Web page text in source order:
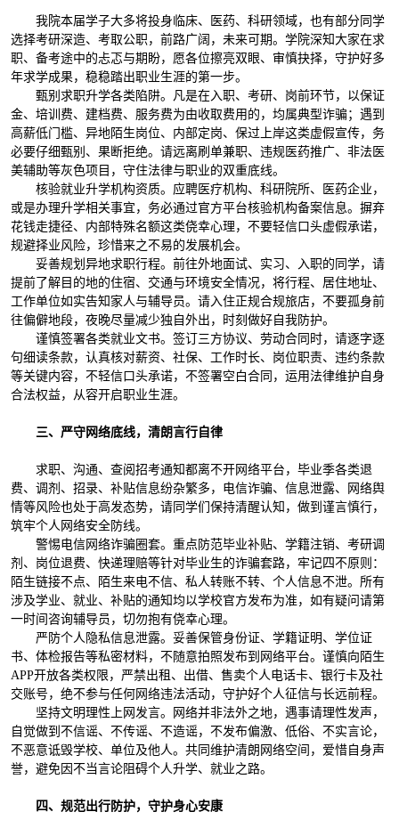
我院本届学子大多将投身临床、医药、科研领域，也有部分同学
选择考研深造、考取公职，前路广阔，未来可期。学院深知大家在求
职、备考途中的忐忑与期盼，愿各位擦亮双眼、审慎抉择，守护好多
年求学成果，稳稳踏出职业生涯的第一步。
甄别求职升学各类陷阱。凡是在入职、考研、岗前环节，以保证
金、培训费、建档费、服务费为由收取费用的，均属典型诈骗；遇到
高薪低门槛、异地陌生岗位、内部定岗、保过上岸这类虚假宣传，务
必要仔细甄别、果断拒绝。请远离刷单兼职、违规医药推广、非法医
美辅助等灰色项目，守住法律与职业的双重底线。
核验就业升学机构资质。应聘医疗机构、科研院所、医药企业，
或是办理升学相关事宜，务必通过官方平台核验机构备案信息。摒弃
花钱走捷径、内部特殊名额这类侥幸心理，不要轻信口头虚假承诺，
规避择业风险，珍惜来之不易的发展机会。
妥善规划异地求职行程。前往外地面试、实习、入职的同学，请
提前了解目的地的住宿、交通与环境安全情况，将行程、居住地址、
工作单位如实告知家人与辅导员。请入住正规合规旅店，不要孤身前
往偏僻地段，夜晚尽量减少独自外出，时刻做好自我防护。
谨慎签署各类就业文书。签订三方协议、劳动合同时，请逐字逐
句细读条款，认真核对薪资、社保、工作时长、岗位职责、违约条款
等关键内容，不轻信口头承诺，不签署空白合同，运用法律维护自身
合法权益，从容开启职业生涯。
三、严守网络底线，清朗言行自律
求职、沟通、查阅招考通知都离不开网络平台，毕业季各类退
费、调剂、招录、补贴信息纷杂繁多，电信诈骗、信息泄露、网络舆
情等风险也处于高发态势，请同学们保持清醒认知，做到谨言慎行，
筑牢个人网络安全防线。
警惕电信网络诈骗圈套。重点防范毕业补贴、学籍注销、考研调
剂、岗位退费、快递理赔等针对毕业生的诈骗套路，牢记四不原则：
陌生链接不点、陌生来电不信、私人转账不转、个人信息不泄。所有
涉及学业、就业、补贴的通知均以学校官方发布为准，如有疑问请第
一时间咨询辅导员，切勿抱有侥幸心理。
严防个人隐私信息泄露。妥善保管身份证、学籍证明、学位证
书、体检报告等私密材料，不随意拍照发布到网络平台。谨慎向陌生
APP开放各类权限，严禁出租、出借、售卖个人电话卡、银行卡及社
交账号，绝不参与任何网络违法活动，守护好个人征信与长远前程。
坚持文明理性上网发言。网络并非法外之地，遇事请理性发声，
自觉做到不信谣、不传谣、不造谣，不发布偏激、低俗、不实言论，
不恶意诋毁学校、单位及他人。共同维护清朗网络空间，爱惜自身声
誉，避免因不当言论阻碍个人升学、就业之路。
四、规范出行防护，守护身心安康